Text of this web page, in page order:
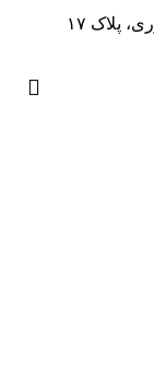
پلاک ۱۷